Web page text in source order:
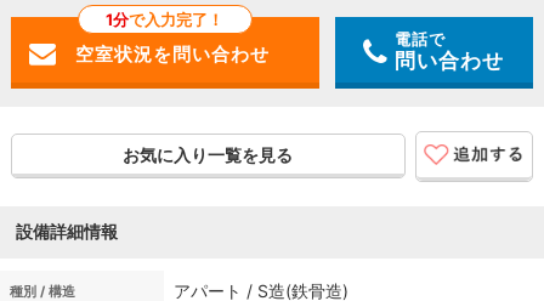
1分で入力完了！
電話で
問い合わせ
お気に入り一覧を見る
設備詳細情報
種別 / 構造 アパート / S造(鉄骨造)